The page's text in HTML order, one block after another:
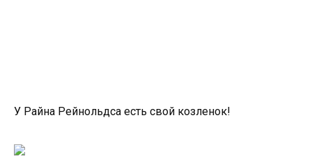
У Райна Рейнольдса есть свой козленок!